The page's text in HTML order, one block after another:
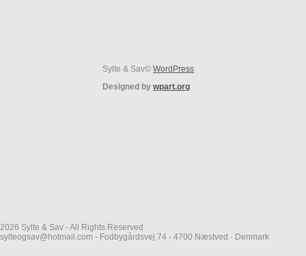
Sylte & Sav© WordPress
Designed by wpart.org
2026 Sylte & Sav - All Rights Reserved
sylteogsav@hotmail.com - Fodbygårdsvej 74 - 4700 Næstved · Denmark